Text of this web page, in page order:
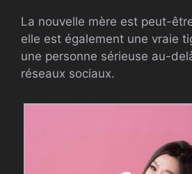
La nouvelle mère est peut-
elle est également une vraie
une personne sérieuse au-
réseaux sociaux.